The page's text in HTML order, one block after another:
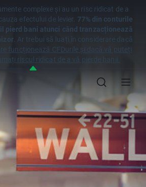
complexe și au un risc ridicat de a
efectului de levier. 77% din conturile
pierd bani atunci când tranzacționează
. Ar trebui să luați în considerare dacă
funcționează CFDurile și dacă vă puteți
riscul ridicat de a vă pierde banii.